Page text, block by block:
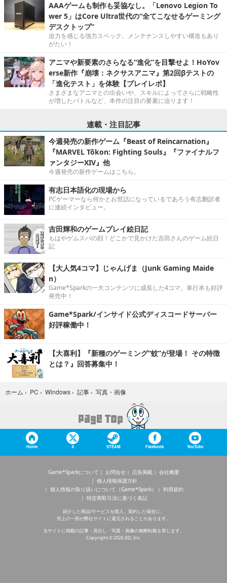
AAAゲームも制作も妥協なし。「Lenovo Legion To
wer 5」はCore Ultra世代の“全てこなせるゲーミング
デスクトップ”
迫力を感じる強力スペック。メンテナンスしやすい構造もあり
がたい！
アニマや新要素のさらなる“進化”を目撃せよ！HoYov
erse新作『崩壊：ネクサスアニマ』第2回βテストの
「進化テスト」を体験【プレイレポ】
さまざまなアニマとの出会いや、スキルによってさらに戦略性
が増したバトルなど、本作の注目の要素に迫ります！
連載・注目記事
今週発売の新作ゲーム『Beast of Reincarnation』
『MARVEL Tōkon: Fighting Souls』『ファイナルフ
ァンタジーXIV』他
今週発売の新作ゲームはこちら。
有志日本語化の現場から
PCゲーマーなら何かとお世話になっているであろう有志翻訳者
に連続インタビュー。
吉田輝和のゲームプレイ絵日記
もはやゲムスパの顔！どこかで見かけた吉田さんのゲーム絵日
記
【大人気4コマ】じゃんげま（Junk Gaming Maide
n）
Game*Sparkの一大コンテンツに成長した4コマ。単行本も好評
発売中！
Game*Spark/インサイド公式ディスコードサーバー
好評稼働中！
【大喜利】『新種のゲーミング“蚊”が登場！ その特徴
とは？』回答募集中！
ホーム › PC › Windows › 記事 › 写真・画像
Home X STEAM Facebook YouTube
Game*Sparkについて お問合せ 広告掲載
会社概要
個人情報保護方針
個人情報の取り扱いについて（Game*Spark）
利用規約
特定商取引法に基づく表記
紹介した商品/サービスを購入、契約した場合に、
売上の一部が弊社サイトに還元されることがあります。
当サイトに掲載の記事・見出し・写真・画像の無断転載を禁じます。
Copyright © 2026 IID, Inc.